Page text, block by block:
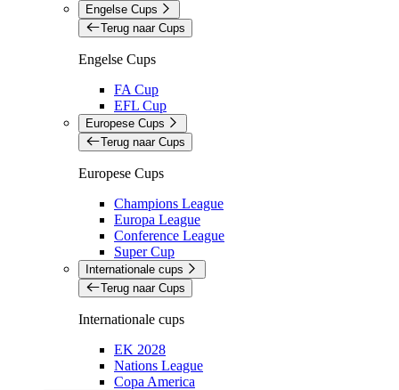
Engelse Cups
Terug naar Cups
Engelse Cups
FA Cup
EFL Cup
Europese Cups
Terug naar Cups
Europese Cups
Champions League
Europa League
Conference League
Super Cup
Internationale cups
Terug naar Cups
Internationale cups
EK 2028
Nations League
Copa America